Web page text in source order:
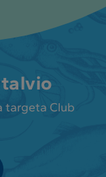
targeta Club